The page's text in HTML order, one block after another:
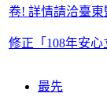
卷! 詳情請洽臺東
修正「108年安
最先